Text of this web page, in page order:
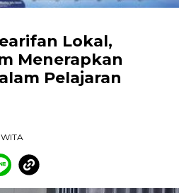
Lokal,
Menerapkan
Pelajaran